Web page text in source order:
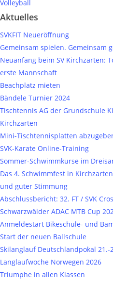
Volleyball
Aktuelles
SVKFIT Neueröffnung
Gemeinsam spielen. Gemeinsam
Neuanfang beim SV Kirchzarten:
erste Mannschaft
Beachplatz mieten
Bändele Turnier 2024
Tischtennis AG der Grundschule
Kirchzarten
Mini-Tischtennisplatten
SVK-Karate Online-Training
Sommer-Schwimmkurse im
Das 4. Schwimmfest in
und guter Stimmung
Abschlussbericht: 32. FT / SVK
Schwarzwälder ADAC MTB Cup
Anmeldestart Bikeschule- und
Start der neuen Ballschule
Skilanglauf Deutschlandpokal 21.-
Langlaufwoche Norwegen 2026
Triumphe in allen Klassen